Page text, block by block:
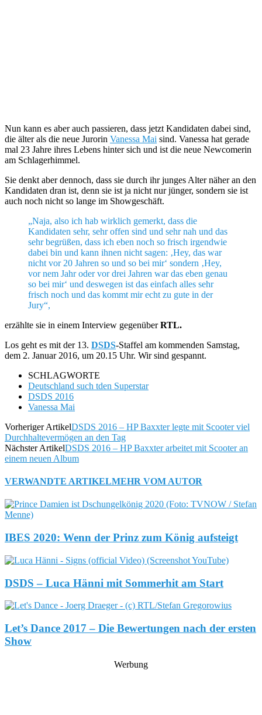
Nun kann es aber auch passieren, dass jetzt Kandidaten dabei sind,
die älter als die neue Jurorin Vanessa Mai sind. Vanessa hat gerade
mal 23 Jahre ihres Lebens hinter sich und ist die neue Newcomerin
am Schlagerhimmel.
Sie denkt aber dennoch, dass sie durch ihr junges Alter näher an den
Kandidaten dran ist, denn sie ist ja nicht nur jünger, sondern sie ist
auch noch nicht so lange im Showgeschäft.
„Naja, also ich hab wirklich gemerkt, dass die
Kandidaten sehr, sehr offen sind und sehr nah und das
sehr begrüßen, dass ich eben noch so frisch irgendwie
dabei bin und kann ihnen nicht sagen: ‚Hey, das war
nicht vor 20 Jahren so und so bei mir‘ sondern ‚Hey,
vor nem Jahr oder vor drei Jahren war das eben genau
so bei mir‘ und deswegen ist das einfach alles sehr
frisch noch und das kommt mir echt zu gute in der
Jury“,
erzählte sie in einem Interview gegenüberRTL.
Los geht es mit der 13. DSDS-Staffel am kommenden Samstag,
dem 2. Januar 2016, um 20.15 Uhr. Wir sind gespannt.
SCHLAGWORTE
Deutschland such tden Superstar
DSDS 2016
Vanessa Mai
Vorheriger ArtikelDSDS 2016 – HP Baxxter legte mit Scooter viel
Durchhaltevermögen an den Tag
Nächster ArtikelDSDS 2016 – HP Baxxter arbeitet mit Scooter an
einem neuen Album
VERWANDTE ARTIKELMEHR VOM AUTOR
IBES 2020: Wenn der Prinz zum König aufsteigt
DSDS – Luca Hänni mit Sommerhit am Start
Let’s Dance 2017 – Die Bewertungen nach der ersten
Show
Werbung